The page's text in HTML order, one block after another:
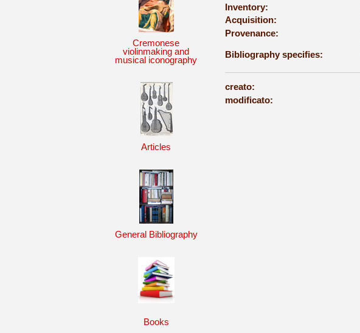
Cremonese
violinmaking and
musical iconography
Articles
General Bibliography
Books
Inventory:
Acquisition:
Provenance:
Bibliography specifies:
creato:
modificato: